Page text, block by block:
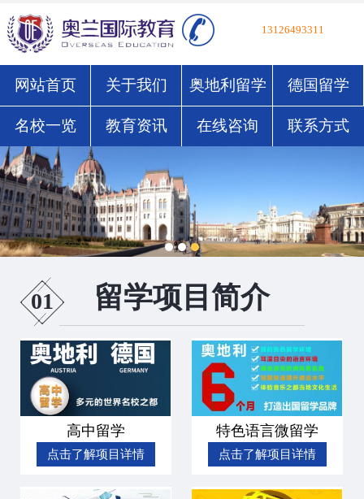
13126493311
网站首页 关于我们 奥地利留学 德国留学
名校一览 教育资讯 在线咨询 联系方式
01 留学项目简介
高中留学
点击了解项目详情
特色语言微留学
点击了解项目详情